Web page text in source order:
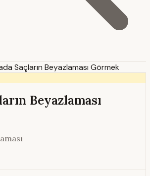
Saçların Beyazlaması Görmek
Beyazlaması